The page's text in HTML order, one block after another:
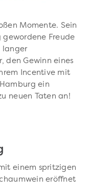
Momente. Sein
gewordene Freude
langer
den Gewinn eines
Incentive mit
ein
neuen Taten an!
einem spritzigen
eröffnet